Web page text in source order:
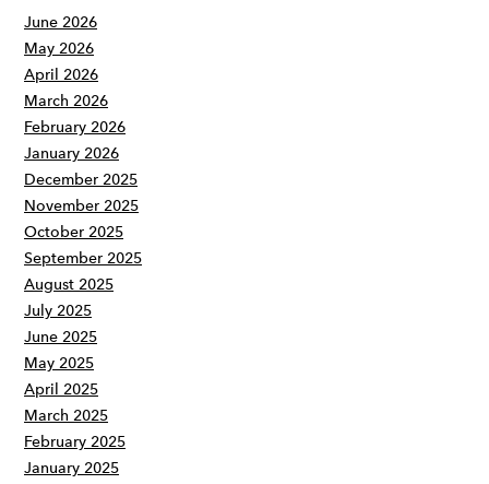
June 2026
May 2026
April 2026
March 2026
February 2026
January 2026
December 2025
November 2025
October 2025
September 2025
August 2025
July 2025
June 2025
May 2025
April 2025
March 2025
February 2025
January 2025